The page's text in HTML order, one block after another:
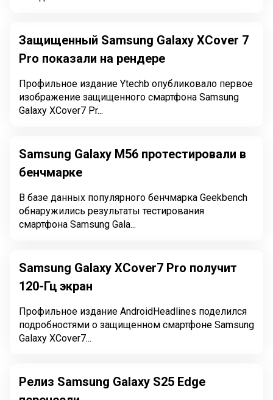
Защищенный Samsung Galaxy XCover 7
Pro показали на рендере
Профильное издание Ytechb опубликовало первое
изображение защищенного смартфона Samsung
Galaxy XCover7 Pr...
Samsung Galaxy M56 протестировали в
бенчмарке
В базе данных популярного бенчмарка Geekbench
обнаружились результаты тестирования
смартфона Samsung Gala...
Samsung Galaxy XCover7 Pro получит
120-Гц экран
Профильное издание AndroidHeadlines поделился
подробностями о защищенном смартфоне Samsung
Galaxy XCover7...
Релиз Samsung Galaxy S25 Edge